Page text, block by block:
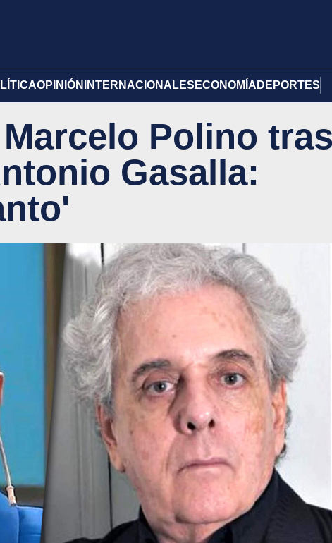
OPINIÓN INTERNACIONALES ECONOMÍA DEPORTES
Polino
Gasalla: